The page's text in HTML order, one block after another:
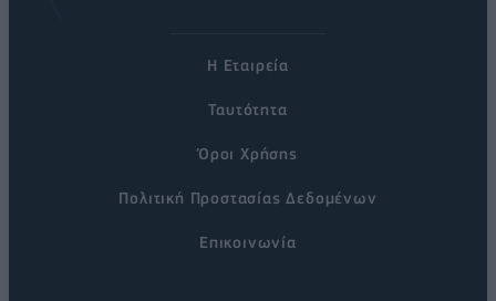
Η Εταιρεία
Ταυτότητα
Όροι Χρήσης
Πολιτική Προστασίας Δεδομένων
Επικοινωνία